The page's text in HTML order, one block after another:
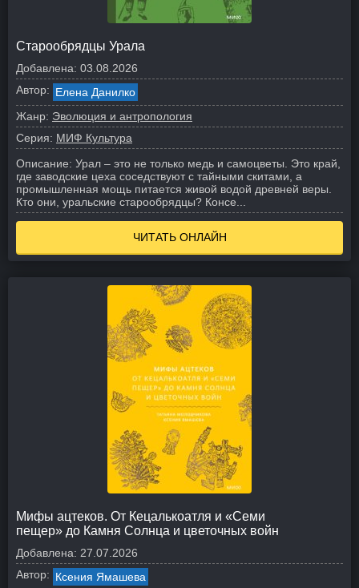
Старообрядцы Урала
Добавлена: 03.08.2026
Автор: Елена Данилко
Жанр: Эволюция и антропология
Серия: МИФ Культура
Описание: Урал – это не только медь и самоцветы. Это край,
где заводские цеха соседствуют с тайными скитами, а
промышленная мощь питается живой водой древней веры.
Кто они, уральские старообрядцы? Консе...
ЧИТАТЬ ОНЛАЙН
Мифы ацтеков. От Кецалькоатля и «Семи
пещер» до Камня Солнца и цветочных войн
Добавлена: 27.07.2026
Автор: Ксения Ямашева